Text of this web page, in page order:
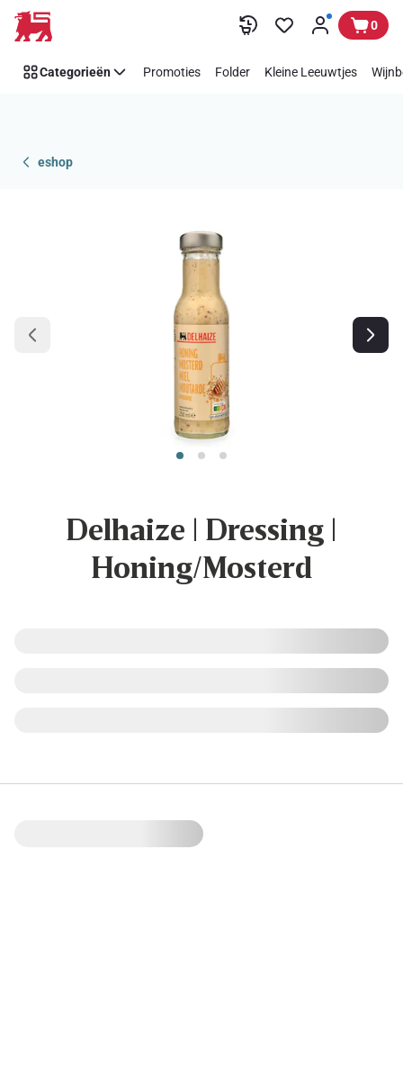
Overslaan 0
Categorieën Promoties Folder Kleine Leeuwtjes
eshop
Delhaize | Dressing |
Honing/Mosterd